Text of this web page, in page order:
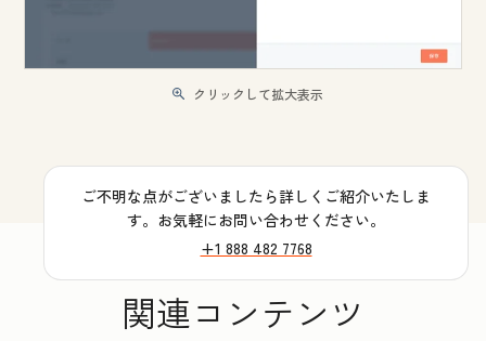
クリックして拡大表示
ご不明な点がございましたら詳しくご紹介いたしま
す。お気軽にお問い合わせください。
+1 888 482 7768
関連コンテンツ